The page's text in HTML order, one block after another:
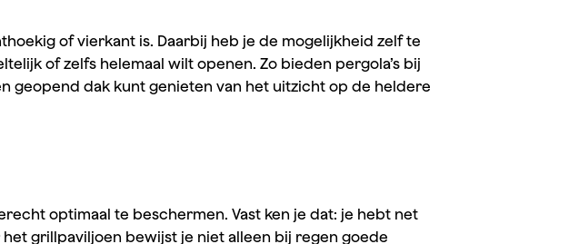
of vierkant is. Daarbij heb je de mogelijkheid zelf te
of zelfs helemaal wilt openen. Zo bieden pergola’s bij
geopend dak kunt genieten van het uitzicht op de heldere
optimaal te beschermen. Vast ken je dat: je hebt net
grillpaviljoen bewijst je niet alleen bij regen goede